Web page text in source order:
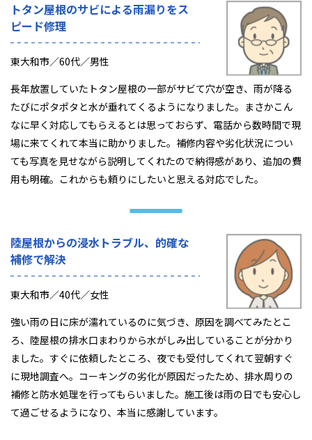
トタン屋根のサビによる雨漏りをス
ピード修理
東大和市／60代／男性
長年放置していたトタン屋根の一部がサビて穴が空き、雨が降る
たびにポタポタと水が垂れてくるようになりました。まさかこん
なに早く対応してもらえるとは思っておらず、電話から数時間で現
場に来てくれて本当に助かりました。補修内容や劣化状況につい
ても写真を見せながら説明してくれたので納得感があり、追加の費
用も明確。これからも頼りにしたいと思える対応でした。
陸屋根からの浸水トラブル、的確な
補修で解決
東大和市／40代／女性
強い雨の日に床が濡れているのに気づき、原因を調べてみたとこ
ろ、陸屋根の排水口まわりから水がしみ出していることが分かり
ました。すぐに依頼したところ、夜でも受付してくれて翌朝すぐ
に現地調査へ。コーキングの劣化が原因だったため、排水周りの
補修と防水処理を行ってもらいました。施工後は雨の日でも安心し
て過ごせるようになり、本当に感謝しています。